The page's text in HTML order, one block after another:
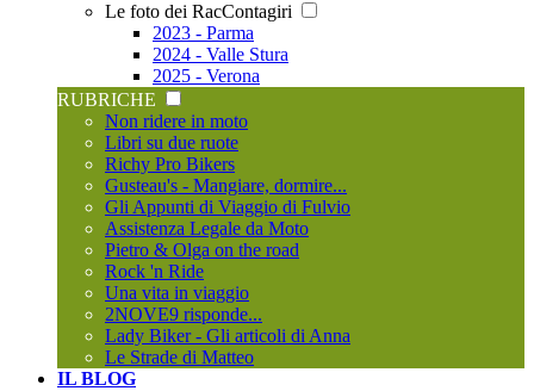
Le foto dei RacContagiri
2023 - Parma
2024 - Valle Stura
2025 - Verona
RUBRICHE
Non ridere in moto
Libri su due ruote
Richy Pro Bikers
Gusteau's - Mangiare, dormire...
Gli Appunti di Viaggio di Fulvio
Assistenza Legale da Moto
Pietro & Olga on the road
Rock 'n Ride
Una vita in viaggio
2NOVE9 risponde...
Lady Biker - Gli articoli di Anna
Le Strade di Matteo
IL BLOG